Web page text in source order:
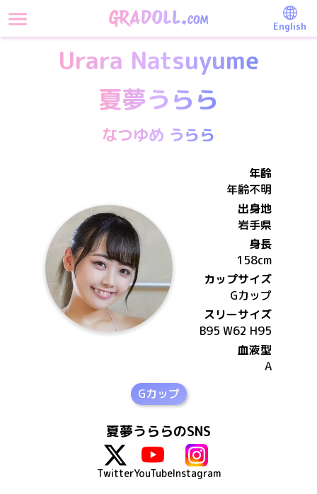
English
Urara Natsuyume
夏夢うらら
なつゆめ うらら
年齢
年齢不明
出身地
岩手県
身長
158cm
カップサイズ
Gカップ
スリーサイズ
B95 W62 H95
血液型
A
Gカップ
夏夢うららのSNS
TwitterYouTubeInstagram